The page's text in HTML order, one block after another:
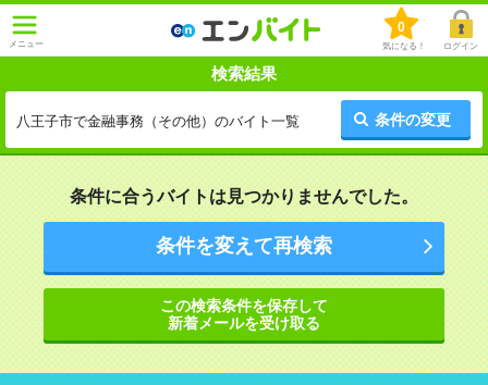
メニュー
0
気になる！ ログイン
検索結果
八王子市で金融事務（その他）のバイト一覧 条件の変更
条件に合うバイトは見つかりませんでした。
条件を変えて再検索
この検索条件を保存して
新着メールを受け取る